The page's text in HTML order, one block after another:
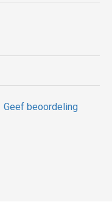
Geef beoordeling